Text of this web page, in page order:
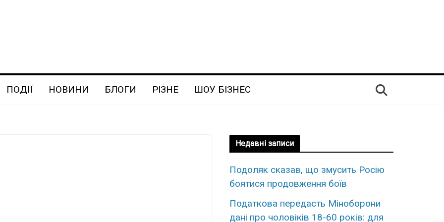
ПОДІЇ НОВИНИ БЛОГИ РІЗНЕ ШОУ БІЗНЕС
Недавні записи
Подоляк сказав, що змусить Росію
боятися продовження боїв
Податкова передасть Міноборони
дані про чоловіків 18-60 років: для